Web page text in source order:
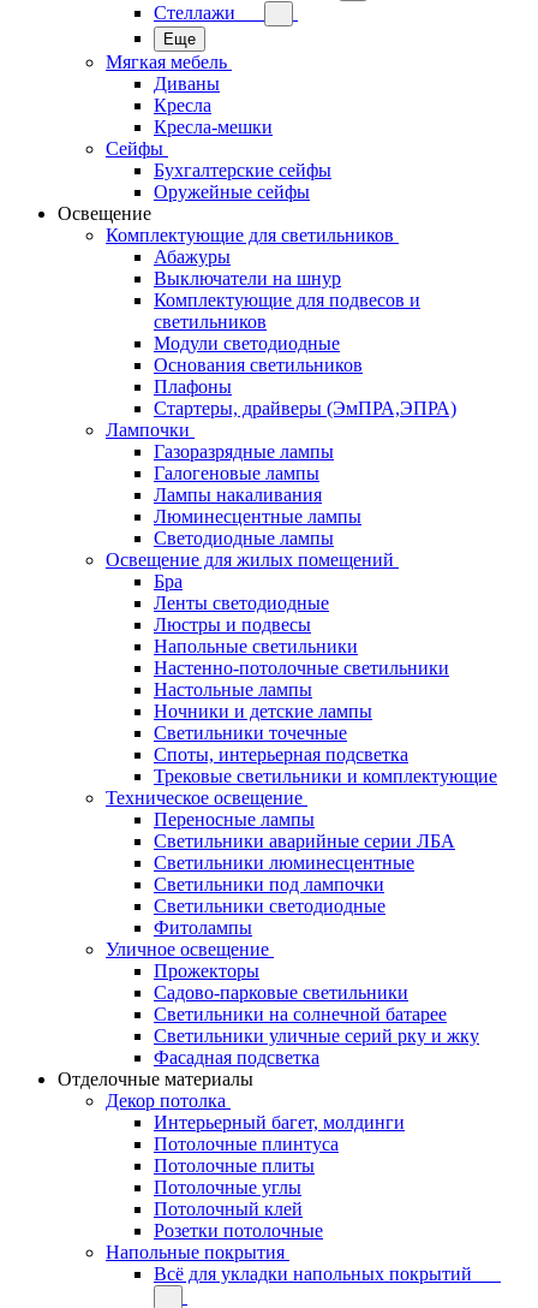
Стеллажи
Еще
Мягкая мебель
Диваны
Кресла
Кресла-мешки
Сейфы
Бухгалтерские сейфы
Оружейные сейфы
Освещение
Комплектующие для светильников
Абажуры
Выключатели на шнур
Комплектующие для подвесов и
светильников
Модули светодиодные
Основания светильников
Плафоны
Стартеры, драйверы (ЭмПРА,ЭПРА)
Лампочки
Газоразрядные лампы
Галогеновые лампы
Лампы накаливания
Люминесцентные лампы
Светодиодные лампы
Освещение для жилых помещений
Бра
Ленты светодиодные
Люстры и подвесы
Напольные светильники
Настенно-потолочные светильники
Настольные лампы
Ночники и детские лампы
Светильники точечные
Споты, интерьерная подсветка
Трековые светильники и комплектующие
Техническое освещение
Переносные лампы
Светильники аварийные серии ЛБА
Светильники люминесцентные
Светильники под лампочки
Светильники светодиодные
Фитолампы
Уличное освещение
Прожекторы
Садово-парковые светильники
Светильники на солнечной батарее
Светильники уличные серий рку и жку
Фасадная подсветка
Отделочные материалы
Декор потолка
Интерьерный багет, молдинги
Потолочные плинтуса
Потолочные плиты
Потолочные углы
Потолочный клей
Розетки потолочные
Напольные покрытия
Всё для укладки напольных покрытий